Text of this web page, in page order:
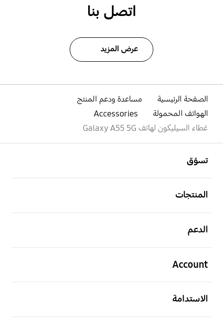
اتصل بنا
عرض المزيد
الصفحة الرئيسية
مساعدة ودعم المنتج
الهواتف المحمولة
Accessories
غطاء السيليكون لهاتف Galaxy A55 5G
تسوّق
المنتجات
الدعم
Account
الاستدامة